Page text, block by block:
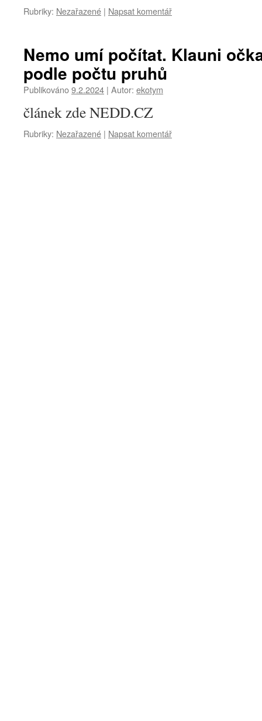
Rubriky: Nezařazené | Napsat komentář
Nemo umí počítat. Klauni
podle počtu pruhů
Publikováno9.2.2024 | Autor: ekotym
článek zde NEDD.CZ
Rubriky: Nezařazené | Napsat komentář